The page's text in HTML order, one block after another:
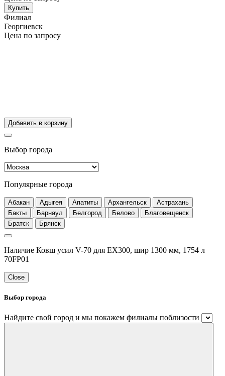
Купить
Филиал
Георгиевск
Цена по запросу
Добавить в корзину
Выбор города
Популярные города
Абакан Адыгея Апатиты Архангельск
Астрахань
Бакты
Барнаул Белгород Белово
Благовещенск
Братск
Брянск
Наличие Ковш усил V-70 для EX300, шир 1300 мм, 1754 л
70FP01
Close
Выбор города
Найдите свой город и мы покажем филиалы поблизости